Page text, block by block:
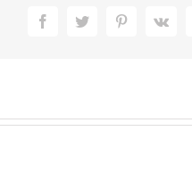
FacebookTwitter PinterestVk